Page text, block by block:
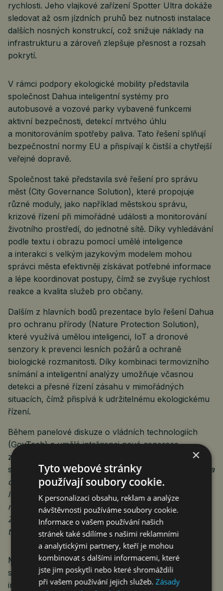
rychlosti. Jeho vlajkové zařízení Spotter Ultra dokáže
sledovat až osm jízdních pruhů bez nutnosti instalace
dalších nosných konstrukcí, což snižuje náklady na
infrastrukturu a zároveň zlepšuje přesnost a rozsah
pokrytí.
V rámci podpory ekologické mobility představila
společnost Dahua inteligentní systémy pro
autobusové a vozové parky vybavené funkcemi
aktivní bezpečnosti, detekcí mrtvého úhlu
a monitorováním spotřeby paliva. Tato řešení splňují
bezpečnostní normy EU a přispívají k čistší a chytřejší
veřejné dopravě.
Společnost také představila své řešení pro správu
měst (City Governance Solution), které propojuje
různé moduly, jako například městskou správu,
krizové řízení při mimořádné události a monitorování
životního prostředí, do jednotné sítě. Díky vyhledávání
podle textu i obrazu pomocí umělé inteligence
a interakci s velkým jazykovým modelem mohou
správci města efektivněji získávat potřebné informace
a lépe koordinovat postupy, čímž se zvyšuje rychlost
reakce a kvalita služeb pro občany.
Dalším z hlavních bodů prezentace bylo řešení Dahua
pro ochranu přírody (Nature Protection Solution),
které využívá umělou inteligenci, IoT a dronové
senzory k prevenci lesních požárů a ochraně
biologické rozmanitosti. Díky kombinaci termovizního
snímání a inteligentní analýzy umožňuje včasnou
detekci a přesné řízení zásahu v mimořádných
situacích, čímž přispívá k udržitelnému ekologickému
řízení.
Během panelové diskuze o vládních technologiích
(GovTech) a umělé inteligenci nové generace
zdůraznil John Li, generální ředitel divize pro veřejný
sektor společnosti Dahua Technology:
„Když se města
digitalizují, mělo by to být za účelem poskytování
lepších služeb obyvatelům. Ve společnosti Dahua
navrhujeme každé řešení s ohledem na člověka.
Zaměřujeme se na skutečné potřeby lidí, nejen na
technické detaily.“
Max Huang, projektový ředitel divize pro veřejný
sektor, dodal: „Díky rozsáhlým modelům umělé
inteligence Xinghan mohou správci měst lépe
×
Tyto webové stránky
používají soubory cookie.
K personalizaci obsahu, reklam a analýze
návštěvnosti používáme soubory cookie.
Informace o vašem používání našich
stránek také sdílíme s našimi reklamními
a analytickými partnery, kteří je mohou
kombinovat s dalšími informacemi, které
jste jim poskytli nebo které shromáždili
při vašem používání jejich služeb.Zásady